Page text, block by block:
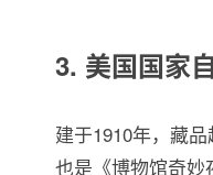
3. 美国国家
建于1910年，藏品
也是《博物馆奇